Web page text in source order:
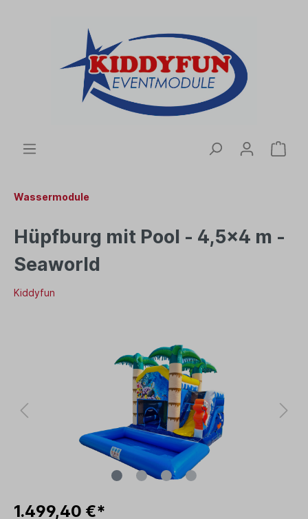
Wassermodule
Hüpfburg mit Pool - 4,5x4 m -
Seaworld
Kiddyfun
1.499,40 €*